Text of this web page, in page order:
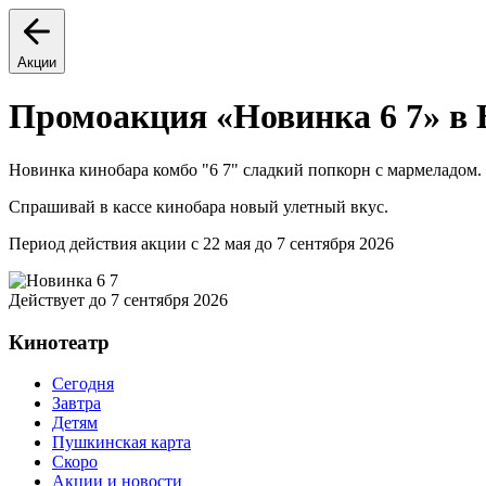
Акции
Промоакция «Новинка 6 7» в
Новинка кинобара комбо "6 7" сладкий попкорн с мармеладом.
Спрашивай в кассе кинобара новый улетный вкус.
Период действия акции с 22 мая до 7 сентября 2026
Действует до 7 сентября 2026
Кинотеатр
Сегодня
Завтра
Детям
Пушкинская карта
Скоро
Акции и новости